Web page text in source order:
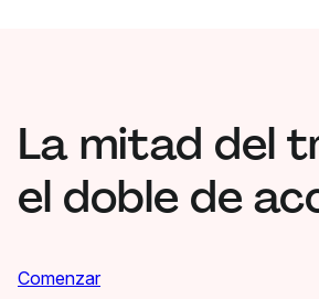
La mitad del
el doble de
Comenzar